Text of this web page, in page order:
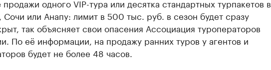
продажи одного VIP-тура или десятка стандартных турпакетов в
или Анапу: лимит в 500 тыс. руб. в сезон будет сразу
так объясняет свои опасения Ассоциация туроператоров
По её информации, на продажу ранних туров у агентов и
будет не более 48 часов.